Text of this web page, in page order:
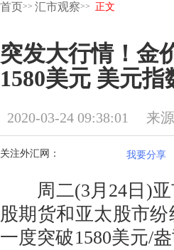
首页>> 汇市观察>> 正文
突发大行情！金
1580美元 美元指
2020-03-24 09:38:01 来
关注外汇网： 我要分享
周二(3月24日)亚
股期货和亚太股市
一度突破1580美元/